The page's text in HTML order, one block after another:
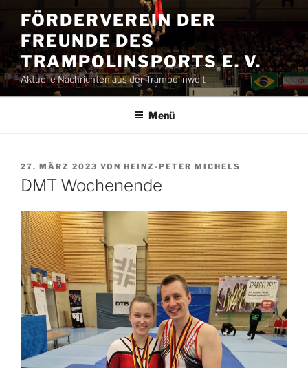
Inhalt
springen
FÖRDERVEREIN DER
FREUNDE DES
TRAMPOLINSPORTS E. V.
Aktuelle Nachrichten aus der Trampolinwelt
Menü
VERÖFFENTLICHT
AM
27. MÄRZ 2023 VON HEINZ-PETER MICHELS
DMT Wochenende